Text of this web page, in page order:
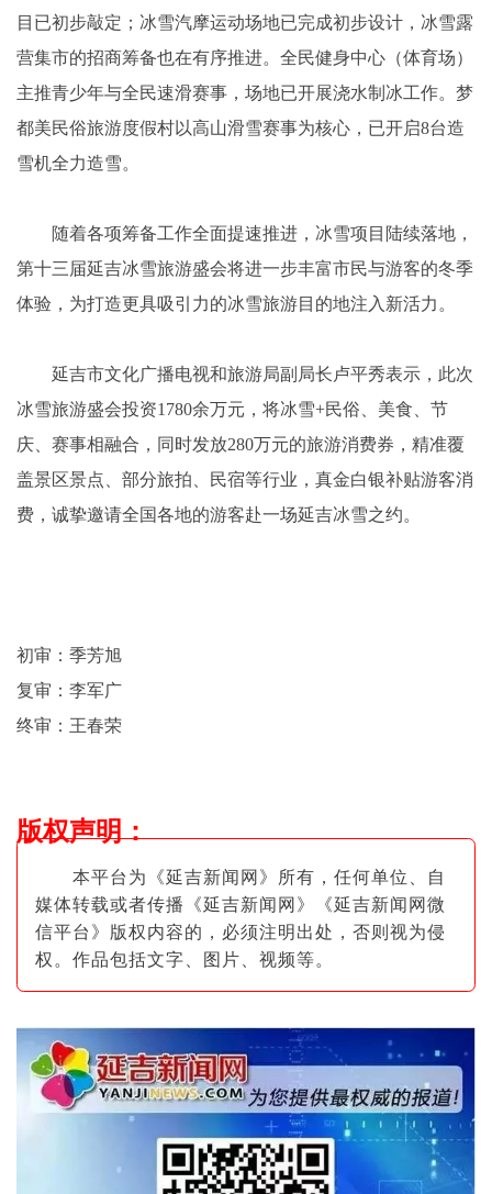
目已初步敲定；冰雪汽摩运动场地已完成初步设计，冰雪露
营集市的招商筹备也在有序推进。全民健身中心（体育场）
主推青少年与全民速滑赛事，场地已开展浇水制冰工作。梦
都美民俗旅游度假村以高山滑雪赛事为核心，已开启8台造
雪机全力造雪。
随着各项筹备工作全面提速推进，冰雪项目陆续落地，
第十三届延吉冰雪旅游盛会将进一步丰富市民与游客的冬季
体验，为打造更具吸引力的冰雪旅游目的地注入新活力。
延吉市文化广播电视和旅游局副局长卢平秀表示，此次
冰雪旅游盛会投资1780余万元，将冰雪+民俗、美食、节
庆、赛事相融合，同时发放280万元的旅游消费券，精准覆
盖景区景点、部分旅拍、民宿等行业，真金白银补贴游客消
费，诚挚邀请全国各地的游客赴一场延吉冰雪之约。
初审：季芳旭
复审：李军广
终审：王春荣
版权声明：
本平台为《延吉新闻网》所有，任何单位、自
媒体转载或者传播《延吉新闻网》《延吉新闻网微
信平台》版权内容的，必须注明出处，否则视为侵
权。作品包括文字、图片 、视频等。